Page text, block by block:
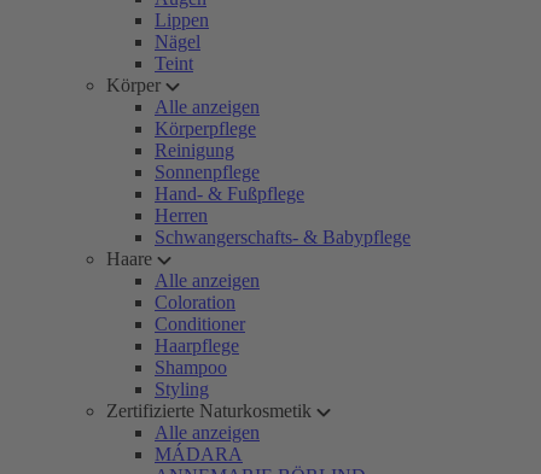
Lippen
Nägel
Teint
Körper
Alle anzeigen
Körperpflege
Reinigung
Sonnenpflege
Hand- & Fußpflege
Herren
Schwangerschafts- & Babypflege
Haare
Alle anzeigen
Coloration
Conditioner
Haarpflege
Shampoo
Styling
Zertifizierte Naturkosmetik
Alle anzeigen
MÁDARA